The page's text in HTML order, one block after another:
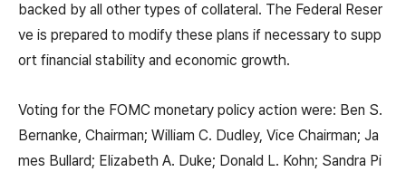
backed by all other types of collateral. The Federal Reser
ve is prepared to modify these plans if necessary to supp
ort financial stability and economic growth.
Voting for the FOMC monetary policy action were: Ben S.
Bernanke, Chairman; William C. Dudley, Vice Chairman; Ja
mes Bullard; Elizabeth A. Duke; Donald L. Kohn; Sandra Pi